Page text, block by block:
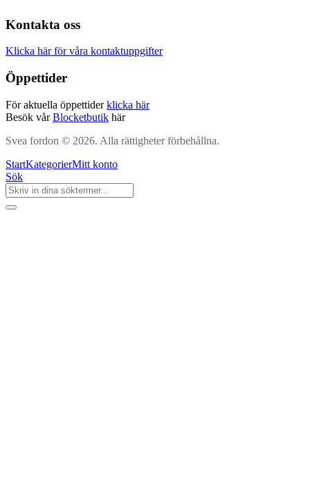
Kontakta oss
Klicka här för våra kontaktuppgifter
Öppettider
För aktuella öppettiderklicka här
Besök vårBlocketbutik här
Svea fordon © 2026. Alla rättigheter förbehållna.
StartKategorierMitt konto
Sök